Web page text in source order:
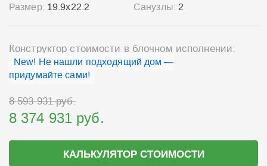
Размер: 19.9x22.2
Санузлы:2
Конструктор стоимости в блочном исполнении:
New! Не нашли подходящий дом —
придумайте сами!
8 593 931 руб.
8 374 931 руб.
КАЛЬКУЛЯТОР СТОИМОСТИ